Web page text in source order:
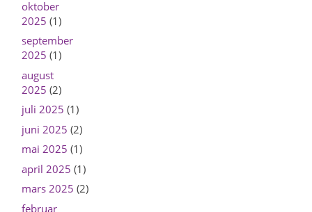
oktober
2025 (1)
september
2025 (1)
august
2025 (2)
juli 2025 (1)
juni 2025 (2)
mai 2025 (1)
april 2025 (1)
mars 2025 (2)
februar